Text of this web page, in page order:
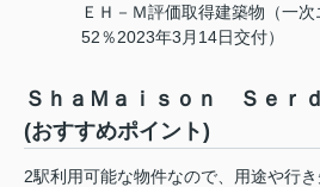
ＥＨ－Ｍ評価取得建築物（一
52％2023年3月14日交付）
ＳｈａＭａｉｓｏｎ Ｓｅｒ
(おすすめポイント)
2駅利用可能な物件なので、用途や行